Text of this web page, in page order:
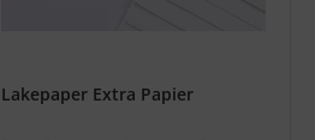
Lakepaper Extra Papier